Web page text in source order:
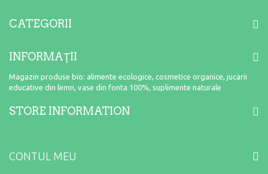
CATEGORII
INFORMAŢII
Magazin produse bio: alimente ecologice, cosmetice organice, jucarii
educative din lemn, vase din fonta 100%, suplimente naturale
STORE INFORMATION
CONTUL MEU